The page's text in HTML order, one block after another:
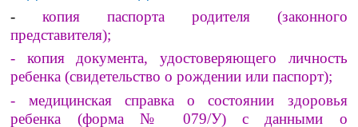
-копия паспорта родителя (законного
представителя);
- копия документа, удостоверяющего личность
ребенка (свидетельство о рождении или паспорт);
- медицинская справка о состоянии здоровья
ребенка (форма № 079/У) с данными о